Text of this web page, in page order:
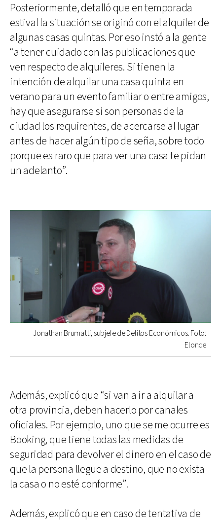
Posteriormente, detalló que en temporada
estival la situación se originó con el alquiler de
algunas casas quintas. Por eso instó a la gente
“a tener cuidado con las publicaciones que
ven respecto de alquileres. Si tienen la
intención de alquilar una casa quinta en
verano para un evento familiar o entre amigos,
hay que asegurarse si son personas de la
ciudad los requirentes, de acercarse al lugar
antes de hacer algún tipo de seña, sobre todo
porque es raro que para ver una casa te pidan
un adelanto”.
Jonathan Brumatti, subjefe de Delitos Económicos. Foto:
Elonce
Además, explicó que “si van a ir a alquilar a
otra provincia, deben hacerlo por canales
oficiales. Por ejemplo, uno que se me ocurre es
Booking, que tiene todas las medidas de
seguridad para devolver el dinero en el caso de
que la persona llegue a destino, que no exista
la casa o no esté conforme”.
Además, explicó que en caso de tentativa de